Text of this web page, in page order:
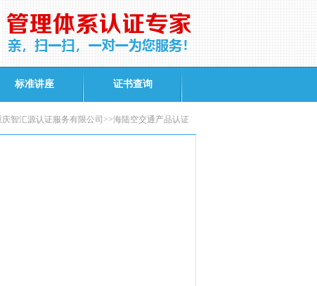
标准讲座 证书查询
智汇源认证服务有限公司>>海陆空交通产品认证